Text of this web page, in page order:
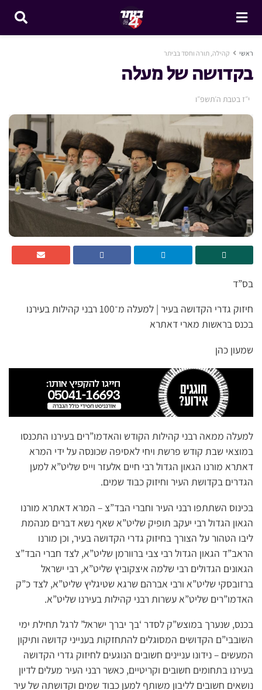
ראשי קהילה, תורה וחסד בביתר
בקדושה של מעלה
י״ז בטבת ה׳תשפ״ו
בס”ד
חיזוק גדרי הקדושה בעיר | למעלה מ־100 רבני קהילות בעירנו
בכנס בראשות מארי דאתרא
שמעון כהן
למעלה ממאה רבני קהילות הקודש והאדמו”רים בעירנו התכנסו
במוצאי שבת קודש פרשת ויחי לאסיפה שכונסה על ידי המרא
דאתרא מורנו הגאון הגדול רבי חיים אלעזר וייס שליט”א למען
הגדרים בקדושת העיר וחיזוק כבוד שמים.
בכינוס השתתפו רבני העיר וחברי הבד”צ – המרא דאתרא מורנו
הגאון הגדול רבי יעקב תופיק שליט”א שאף נשא דברים מנהמת
ליבו הטהור על הצורך בחיזוק גדרי הקדושה בעיר, וכן מורנו
הראב”ד הגאון הגדול רבי צבי ברוורמן שליט”א, לצד חברי הבד”צ
הגאונים הגדולים רבי שלמה איצקוביץ שליט”א, רבי ישראל
ברזובסקי שליט”א ורבי אברהם שרגא שטיגליץ שליט”א, לצד כ”ק
האדמו”רים שליט”א עשרות רבני קהילות בעירנו שליט”א.
בכנס, שנערך במוצש”ק לסדר ‘בך יברך ישראל’ לרגל תחילת ימי
השובבי”ם הקדושים המסוגלים להתחזקות בענייני קדושה ותיקון
המעשים – נידונו עניינים חשובים הנוגעים לחיזוק גדרי הקדושה
בעירנו בתחומים חשובים וקריטיים, כאשר רבני העיר מעלים לדיון
נושאים חשובים לליבון משותף למען כבוד שמים וקדושתה של עיר